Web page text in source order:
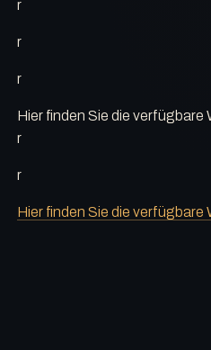
r
r
r
Hier finden Sie die verfügbare
r
r
Hier finden Sie die verfügbare